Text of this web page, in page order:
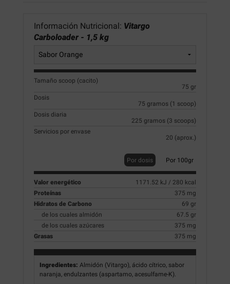
Información Nutricional: Vitargo
Carboloader - 1,5 kg
Tamaño scoop (cacito)
75 gr
Dosis
75 gramos (1 scoop)
Dosis diaria
225 gramos (3 scoops)
Servicios por envase
20 (aprox.)
Por dosis Por 100gr
Valor energético
1171.52 kJ / 280 kcal
Proteínas
375 mg
Hidratos de Carbono
69 gr
de los cuales almidón
67.5 gr
de los cuales azúcares
375 mg
Grasas
375 mg
Ingredientes: Almidón (Vitargo), ácido cítrico, sabor
naranja, endulzantes (aspartamo, acesulfame-K).